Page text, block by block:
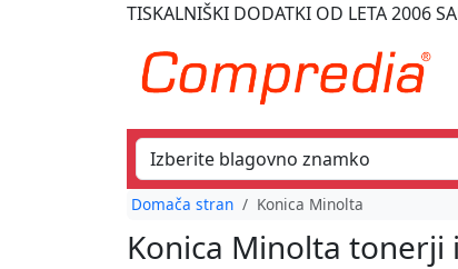
TISKALNIŠKI DODATKI OD LETA 2006
Domača stran Konica Minolta
Konica Minolta tonerji